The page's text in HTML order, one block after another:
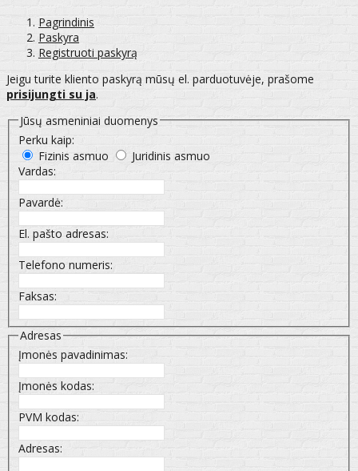
Pagrindinis
Paskyra
Registruoti paskyrą
Jeigu turite kliento paskyrą mūsų el. parduotuvėje, prašome
prisijungti su ja.
Jūsų asmeniniai duomenys
Perku kaip:
Fizinis asmuo
Juridinis asmuo
Vardas:
Pavardė:
El. pašto adresas:
Telefono numeris:
Faksas:
Adresas
Įmonės pavadinimas:
Įmonės kodas:
PVM kodas:
Adresas: